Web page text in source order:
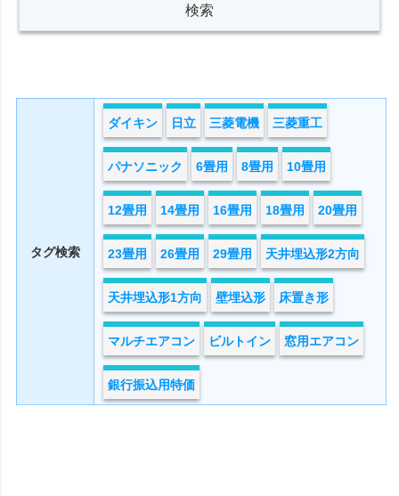
タグ検索
ダイキン 日立 三菱電機 三菱重工
パナソニック 6畳用 8畳用 10畳用
12畳用 14畳用 16畳用 18畳用 20畳用
23畳用 26畳用 29畳用 天井埋込形2方向
天井埋込形1方向 壁埋込形 床置き形
マルチエアコン ビルトイン 窓用エアコン
銀行振込用特価